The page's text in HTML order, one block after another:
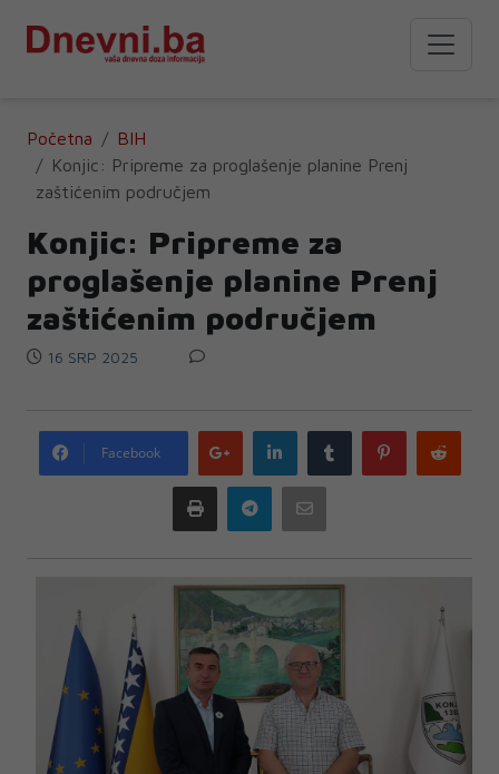
Početna
BIH
Konjic: Pripreme za proglašenje planine Prenj
zaštićenim područjem
Konjic: Pripreme za
proglašenje planine Prenj
zaštićenim područjem
16 SRP 2025
Facebook
Google
plus
LinkedIn Tumblr Pinterest
Print Telegram